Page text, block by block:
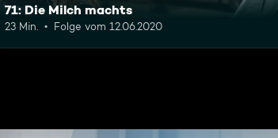
71: Die Milch machts
23 Min. Folge vom 12.06.2020